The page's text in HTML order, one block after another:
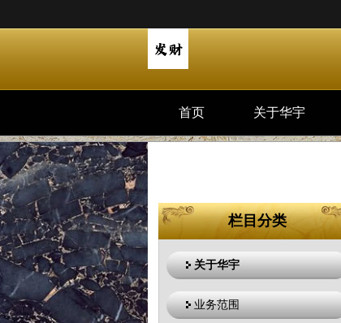
首页 关于华宇
栏目分类
关于华宇
业务范围